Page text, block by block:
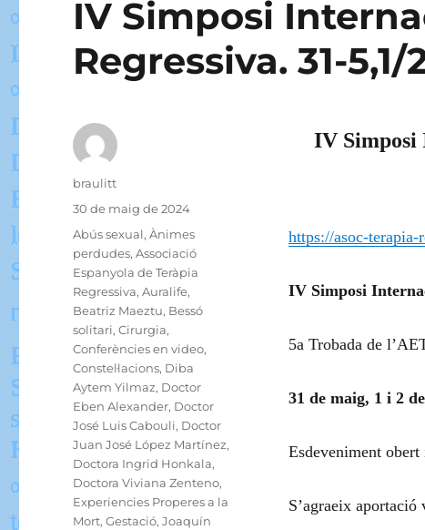
IV Simposi
Regressiva. 31-
IV Simposi
https://asoc-terapia-
IV Simposi
5a Trobada de
31 de maig, 1 i 2
Esdeveniment
S’agraeix aportació
Autor
braulitt
Publicat
el
30 de maig de 2024
Categories
Abús sexual,Ànimes
perdudes,Associació
Espanyola de Teràpia
Regressiva,Auralife,
Beatriz Maeztu, Bessó
solitari,Cirurgia,
Conferències en video,
Constel·lacions, Diba
Aytem Yilmaz, Doctor
Eben Alexander, Doctor
José Luis Cabouli, Doctor
Juan José López Martínez,
Doctora Ingrid Honkala,
Doctora Viviana Zenteno,
Experiencies Properes a la
Mort,Gestació,Joaquín